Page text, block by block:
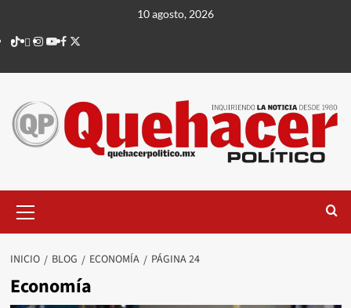
contenido
10 agosto, 2026
TikTok
threads
Instagram
Youtube
Facebook
X
principal
INICIO BLOG ECONOMÍA PÁGINA 24
Economía